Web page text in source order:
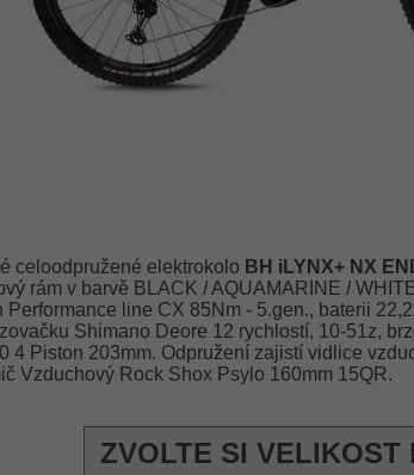
celoodpružené elektrokolo BH iLYNX+ NX
rám v barvě BLACK / AQUAMARINE /
Performance line CX 85Nm - 5.gen., baterii
Shimano Deore 12 rychlostí, 10-51z,
4 Piston 203mm. Odpružení zajistí vidlice
Vzduchový Rock Shox Psylo 160mm 15QR.
ZVOLTE SI VELIKOST